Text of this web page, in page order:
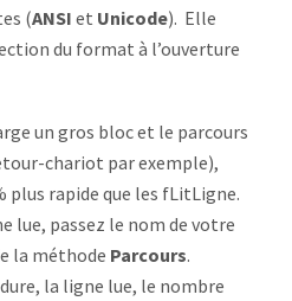
(ANSI et Unicode). Elle
du format à l’ouverture
un gros bloc et le parcours
chariot par exemple),
rapide que les fLitLigne.
lue, passez le nom de votre
la méthode Parcours.
la ligne lue, le nombre